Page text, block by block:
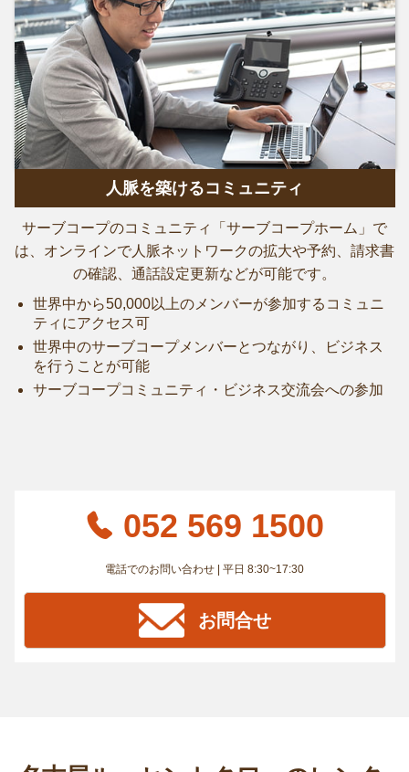
人脈を築けるコミュニティ
サーブコープのコミュニティ「サーブコープホーム」で
は、オンラインで人脈ネットワークの拡大や予約、請求書
の確認、通話設定更新などが可能です。
世界中から50,000以上のメンバーが参加するコミュニ
ティにアクセス可
世界中のサーブコープメンバーとつながり、ビジネス
を行うことが可能
サーブコープコミュニティ・ビジネス交流会への参加
052 569 1500
電話でのお問い合わせ | 平日 8:30~17:30
お問合せ